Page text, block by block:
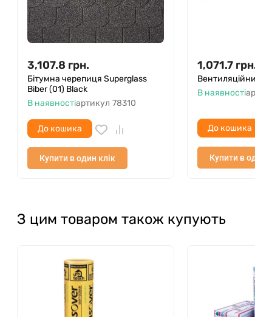
3,107.8 грн.
Бітумна черепиця Superglass
Biber (01) Black
В наявностіартикул 78310
До кошика
Купити в один клік
1,071.7 грн.
Вентиляційний
В наявності
До кошика
Купити в один
З цим товаром також купують